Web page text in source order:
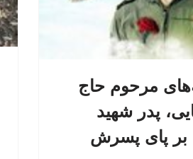
مرحوم حاج
پدر شهید
بر پای پسرش